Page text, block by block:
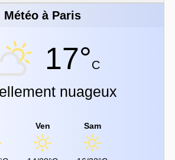
Météo à Paris
17°C
nuageux
Ven Sam